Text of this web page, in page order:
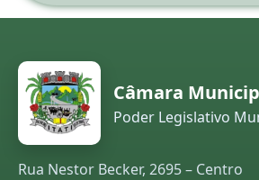
Câmara
Poder Legislativo
Rua Nestor Becker, 2695 – Centro